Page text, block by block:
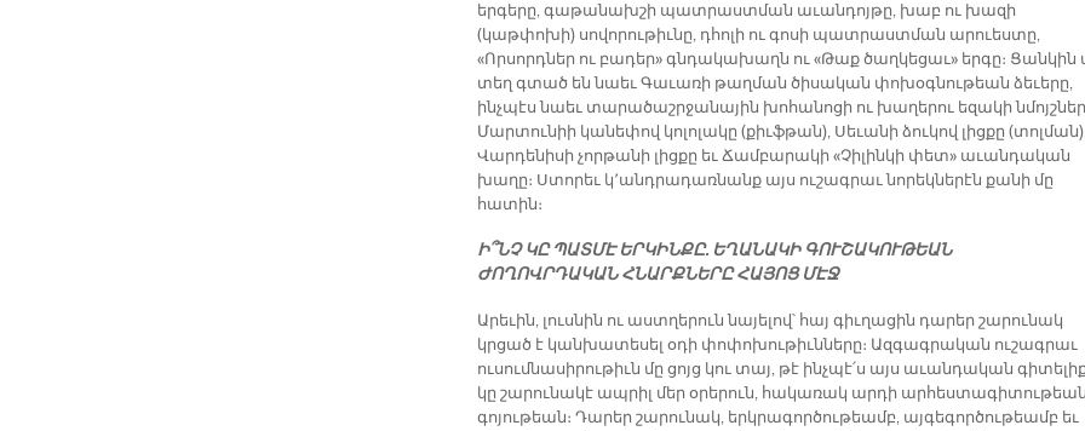
երգերը, գաթանախշի պատրաստման աւանդոյթը, խաբ ու խազի
(կաթփոխի) սովորութիւնը, դհոլի ու գոսի պատրաստման արուեստը,
«Որսորդներ ու բադեր» գնդակախաղն ու «Թաք ծաղկեցաւ» երգը։ Ցանկին
տեղ գտած են նաեւ Գաւառի թաղման ծիսական փոխօգնութեան ձեւերը,
ինչպէս նաեւ տարածաշրջանային խոհանոցի ու խաղերու եզակի
Մարտունիի կանեփով կոլոլակը (քիւֆթան), Սեւանի ձուկով լիցքը
Վարդենիսի չորթանի լիցքը եւ Ճամբարակի «Չիլինկի փետ» աւանդական
խաղը։ Ստորեւ կ՚անդրադառնանք այս ուշագրաւ նորեկներէն քանի մը
հատին։
Ի՞ՆՉ ԿԸ ՊԱՏՄԷ ԵՐԿԻՆՔԸ. ԵՂԱՆԱԿԻ ԳՈՒՇԱԿՈՒԹԵԱՆ
ԺՈՂՈՎՐԴԱԿԱՆ ՀՆԱՐՔՆԵՐԸ ՀԱՅՈՑ ՄԷՋ
Արեւին, լուսնին ու աստղերուն նայելով՝ հայ գիւղացին դարեր շարունակ
կրցած է կանխատեսել օդի փոփոխութիւնները։ Ազգագրական ուշագրաւ
ուսումնասիրութիւն մը ցոյց կու տայ, թէ ինչպէ՛ս այս աւանդական
կը շարունակէ ապրիլ մեր օրերուն, հակառակ արդի արհեստագիտութեան
գոյութեան։ Դարեր շարունակ, երկրագործութեամբ, այգեգործութեամբ եւ